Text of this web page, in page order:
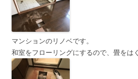
マンションのリノベです。
和室をフローリングにするので、畳をは